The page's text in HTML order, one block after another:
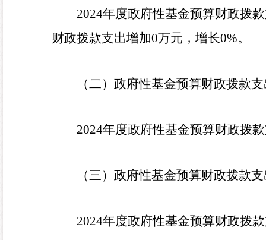
2024年度政府性基金预算财政拨
财政拨款支出增加0万元，增长0%。
（二）政府性基金预算财政拨款
2024年度政府性基金预算财政拨
（三）政府性基金预算财政拨款
2024年度政府性基金预算财政拨